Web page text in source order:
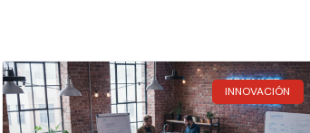
INNOVACIÓN